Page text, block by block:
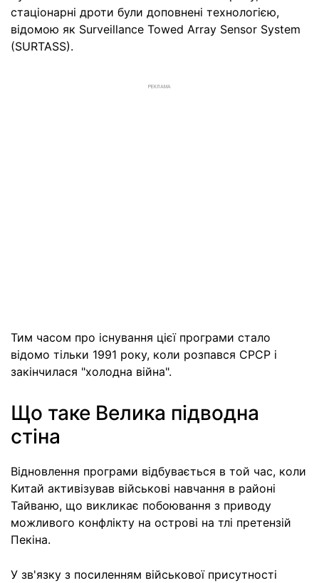
стаціонарні дроти були доповнені технологією,
відомою як Surveillance Towed Array Sensor System
(SURTASS).
РЕКЛАМА
Тим часом про існування цієї програми стало
відомо тільки 1991 року, коли розпався СРСР і
закінчилася "холодна війна".
Що таке Велика підводна
стіна
Відновлення програми відбувається в той час, коли
Китай активізував військові навчання в районі
Тайваню, що викликає побоювання з приводу
можливого конфлікту на острові на тлі претензій
Пекіна.
У зв'язку з посиленням військової присутності